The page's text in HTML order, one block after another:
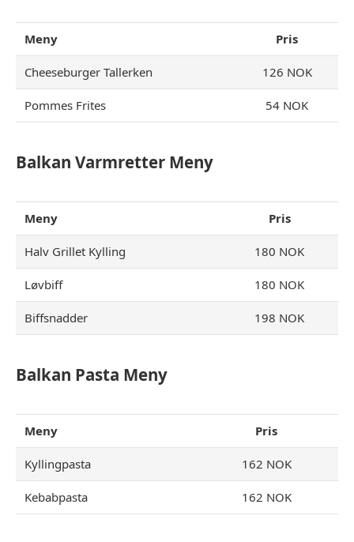
Meny Pris
Cheeseburger Tallerken 126 NOK
Pommes Frites 54 NOK
Balkan Varmretter Meny
Meny Pris
Halv Grillet Kylling 180 NOK
Løvbiff 180 NOK
Biffsnadder 198 NOK
Balkan Pasta Meny
Meny Pris
Kyllingpasta 162 NOK
Kebabpasta 162 NOK